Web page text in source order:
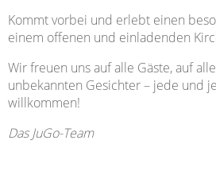
Kommt vorbei und erlebt einen
einem offenen und einladenden
Wir freuen uns auf alle Gäste, auf
unbekannten Gesichter – jede und
willkommen!
Das JuGo-Team